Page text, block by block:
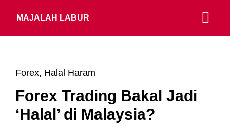
MAJALAH LABUR
Forex, Halal Haram
Forex Trading Bakal Jadi
‘Halal’ di Malaysia?